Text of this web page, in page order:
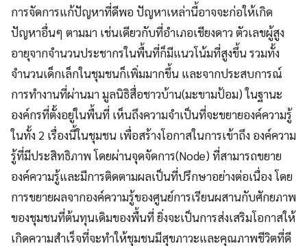
การจัดการแก้ปัญหาที่ดีพอ ปัญหาเหล่านี้อาจจะก่อให้เกิด
ปัญหาอื่นๆ ตามมา เช่นเดียวกับที่อำเภอเชียงดาว ตัวเลขผู้สูง
อายุจากจำนวนประชากรในพื้นที่ก็มีแนวโน้มที่สูงขึ้น รวมทั้ง
จำนวนเด็กเล็กในชุมชนก็เพิ่มมากขึ้น และจากประสบการณ์
การทำงานที่ผ่านมา มูลนิธิสื่อชาวบ้าน(มะขามป้อม) ในฐานะ
องค์กรที่ตั้งอยู่ในพื้นที่ เห็นถึงความจำเป็นที่จะขยายองค์ความรู้
ในทั้ง 2 เรื่องนี้ในชุมชน เพื่อสร้างโอกาสในการเข้าถึง องค์ความ
รู้ที่มีประสิทธิภาพ โดยผ่านจุดจัดการ(Node) ที่สามารถขยาย
องค์ความรู้และมีการติดตามผลเป็นที่ปรึกษาอย่างต่อเนื่อง โดย
การขยายผลจากองค์ความรู้ของศูนย์การเรียนผสานกับศักยภาพ
ของชุมชนที่ต้นทุนเดิมของพื้นที่ ยิ่งจะเป็นการส่งเสริมโอกาสให้
เกิดความสำเร็จที่จะทำให้ชุมชนมีสุขภาวะและคุณภาพชีวิตที่ดี